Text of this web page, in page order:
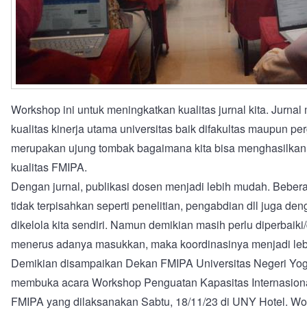
Workshop ini untuk meningkatkan kualitas jurnal kita.
kualitas kinerja utama universitas baik difakultas maupun
merupakan ujung tombak bagaimana kita bisa
kualitas FMIPA.
Dengan jurnal, publikasi dosen menjadi lebih mudah.
tidak terpisahkan seperti penelitian, pengabdian dll juga
dikelola kita sendiri. Namun demikian masih perlu
menerus adanya masukkan, maka koordinasinya menjadi
Demikian disampaikan Dekan FMIPA Universitas Negeri
membuka acara Workshop Penguatan Kapasitas
FMIPA yang dilaksanakan Sabtu, 18/11/23 di UNY Hotel.